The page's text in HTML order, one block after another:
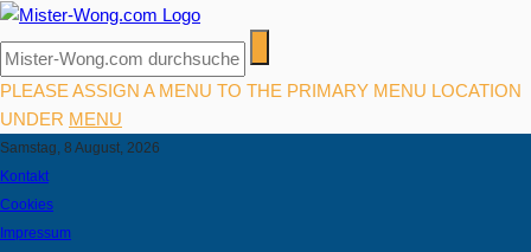
PLEASE ASSIGN A MENU TO THE PRIMARY MENU LOCATION
UNDER MENU
Samstag, 8 August, 2026
Kontakt
Cookies
Impressum